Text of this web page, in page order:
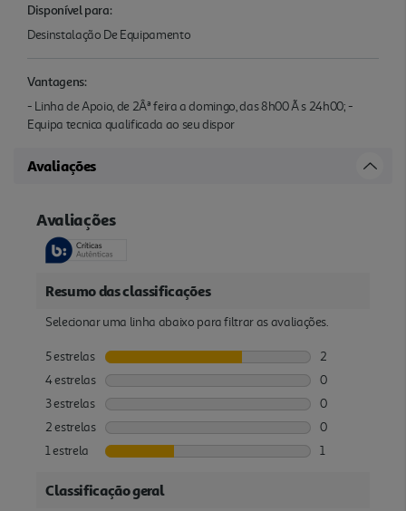
Disponível para:
Desinstalação De Equipamento
Vantagens:
- Linha de Apoio, de 2Âª feira a domingo, das 8h00 Ã s 24h00; -
Equipa tecnica qualificada ao seu dispor
Avaliações